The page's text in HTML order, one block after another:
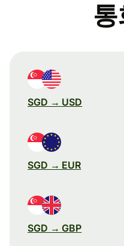
SGD → USD
SGD → EUR
SGD → GBP